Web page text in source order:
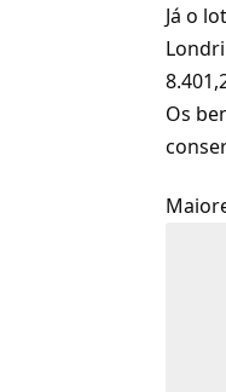
Já o
Os